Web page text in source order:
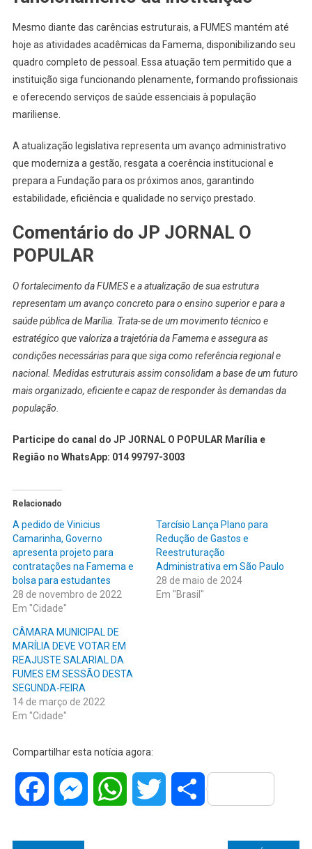
Mesmo diante das carências estruturais, a FUMES mantém até
hoje as atividades acadêmicas da Famema, disponibilizando seu
quadro completo de pessoal. Essa atuação tem permitido que a
instituição siga funcionando plenamente, formando profissionais
e oferecendo serviços de saúde essenciais à população
mariliense.
A atualização legislativa representa um avanço administrativo
que moderniza a gestão, resgata a coerência institucional e
prepara a Fundação para os próximos anos, garantindo
estabilidade, eficiência e qualidade no serviço prestado.
Comentário do JP JORNAL O
POPULAR
O fortalecimento da FUMES e a atualização de sua estrutura
representam um avanço concreto para o ensino superior e para a
saúde pública de Marília. Trata-se de um movimento técnico e
estratégico que valoriza a trajetória da Famema e assegura as
condições necessárias para que siga como referência regional e
nacional. Medidas estruturais assim consolidam a base de um futuro
mais organizado, eficiente e capaz de responder às demandas da
população.
Participe do canal do JP JORNAL O POPULAR Marília e
Região no WhatsApp: 014 99797-3003
Relacionado
A pedido de Vinicius
Camarinha, Governo
apresenta projeto para
contratações na Famema e
bolsa para estudantes
28 de novembro de 2022
Em "Cidade"
Tarcísio Lança Plano para
Redução de Gastos e
Reestruturação
Administrativa em São Paulo
28 de maio de 2024
Em "Brasil"
CÂMARA MUNICIPAL DE
MARÍLIA DEVE VOTAR EM
REAJUSTE SALARIAL DA
FUMES EM SESSÃO DESTA
SEGUNDA-FEIRA
14 de março de 2022
Em "Cidade"
Compartilhar esta notícia agora:
Facebook MessengerWhatsAppTwitter Share